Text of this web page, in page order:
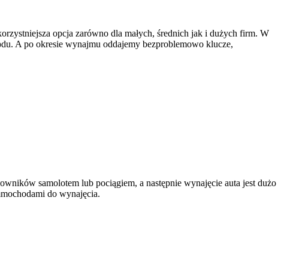
opcja zarówno dla małych, średnich jak i dużych firm. W
A po okresie wynajmu oddajemy bezproblemowo klucze,
samolotem lub pociągiem, a następnie wynajęcie auta jest dużo
do wynajęcia.